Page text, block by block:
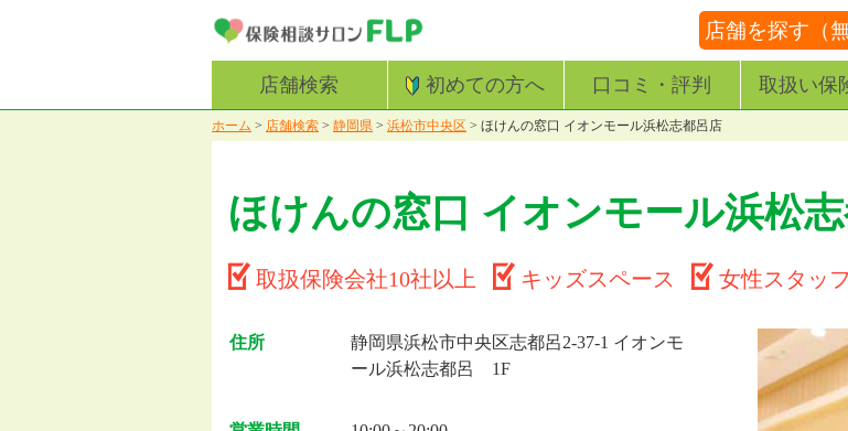
店舗を探す（
店舗検索 初めての方へ 口コミ・評判 取扱い保
ホーム > 店舗検索 > 静岡県 > 浜松市中央区 > ほけんの窓口 イオンモール浜松志都呂店
ほけんの窓口 イオンモール浜松
取扱保険会社10社以上 キッズスペース 女性スタッフ
住所
静岡県浜松市中央区志都呂2-37-1 イオンモ
ール浜松志都呂 1F